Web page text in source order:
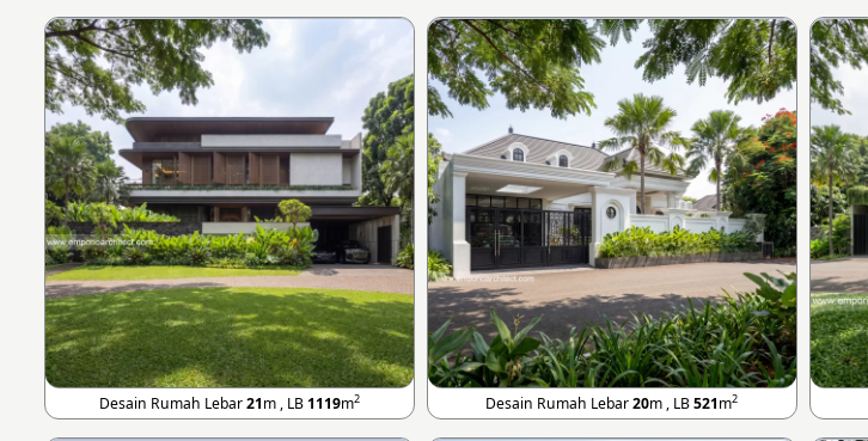
Desain Rumah Lebar21m , LB 1119m2 Desain Rumah Lebar20m , LB521m2